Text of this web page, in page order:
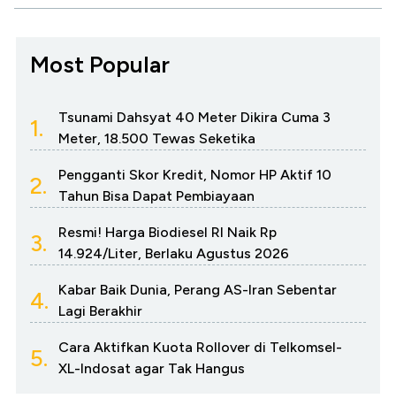
Most Popular
1.
Tsunami Dahsyat 40 Meter Dikira Cuma 3
Meter, 18.500 Tewas Seketika
2.
Pengganti Skor Kredit, Nomor HP Aktif 10
Tahun Bisa Dapat Pembiayaan
3.
Resmi! Harga Biodiesel RI Naik Rp
14.924/Liter, Berlaku Agustus 2026
4.
Kabar Baik Dunia, Perang AS-Iran Sebentar
Lagi Berakhir
5.
Cara Aktifkan Kuota Rollover di Telkomsel-
XL-Indosat agar Tak Hangus